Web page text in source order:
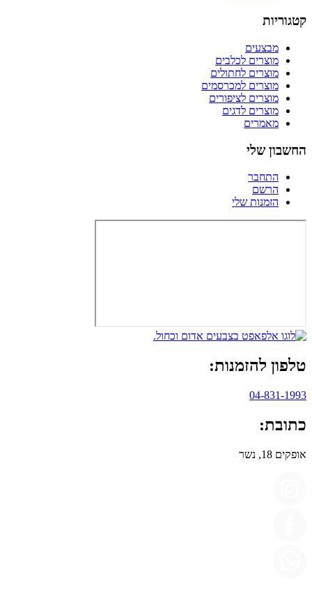
קטגוריות
מבצעים
מוצרים לכלבים
מוצרים לחתולים
מוצרים למכרסמים
מוצרים לציפורים
מוצרים לדגים
מאמרים
החשבון שלי
התחבר
הרשם
הזמנות שלי
טלפון להזמנות:
04-831-1993
כתובת:
אופקים 18, נשר